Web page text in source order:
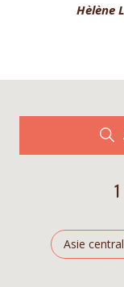
Hèlène
Asie